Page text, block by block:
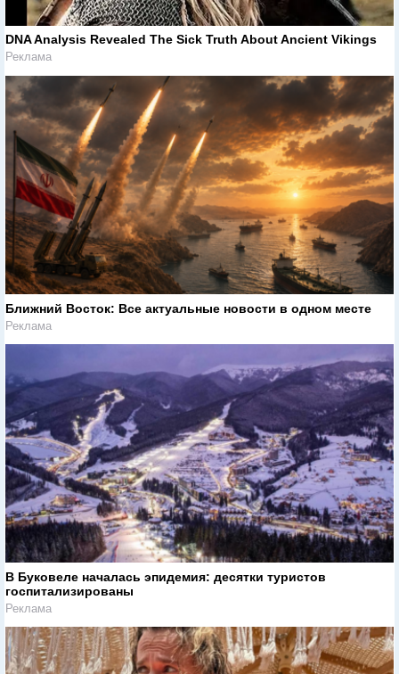
DNA Analysis Revealed The Sick Truth About Ancient Vikings
Реклама
Ближний Восток: Все актуальные новости в одном месте
Реклама
В Буковеле началась эпидемия: десятки туристов
госпитализированы
Реклама